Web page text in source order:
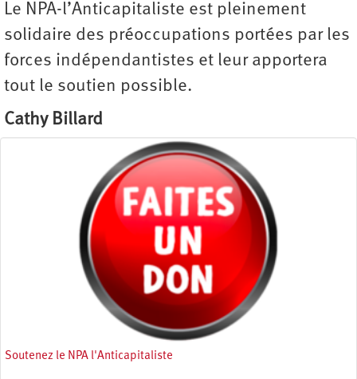
Le NPA-l’Anticapitaliste est pleinement
solidaire des préoccupations portées par les
forces indépendantistes et leur apportera
tout le soutien ­possible.
Cathy Billard
Soutenez le NPA l'Anticapitaliste